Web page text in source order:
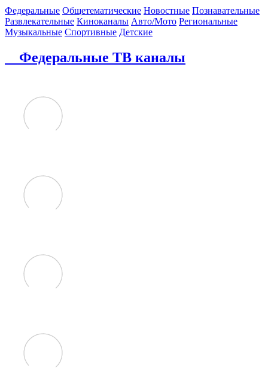
Федеральные Общетематические Новостные Познавательные
Развлекательные Киноканалы Авто/Мото Региональные
Музыкальные Спортивные Детские
Федеральные ТВ каналы